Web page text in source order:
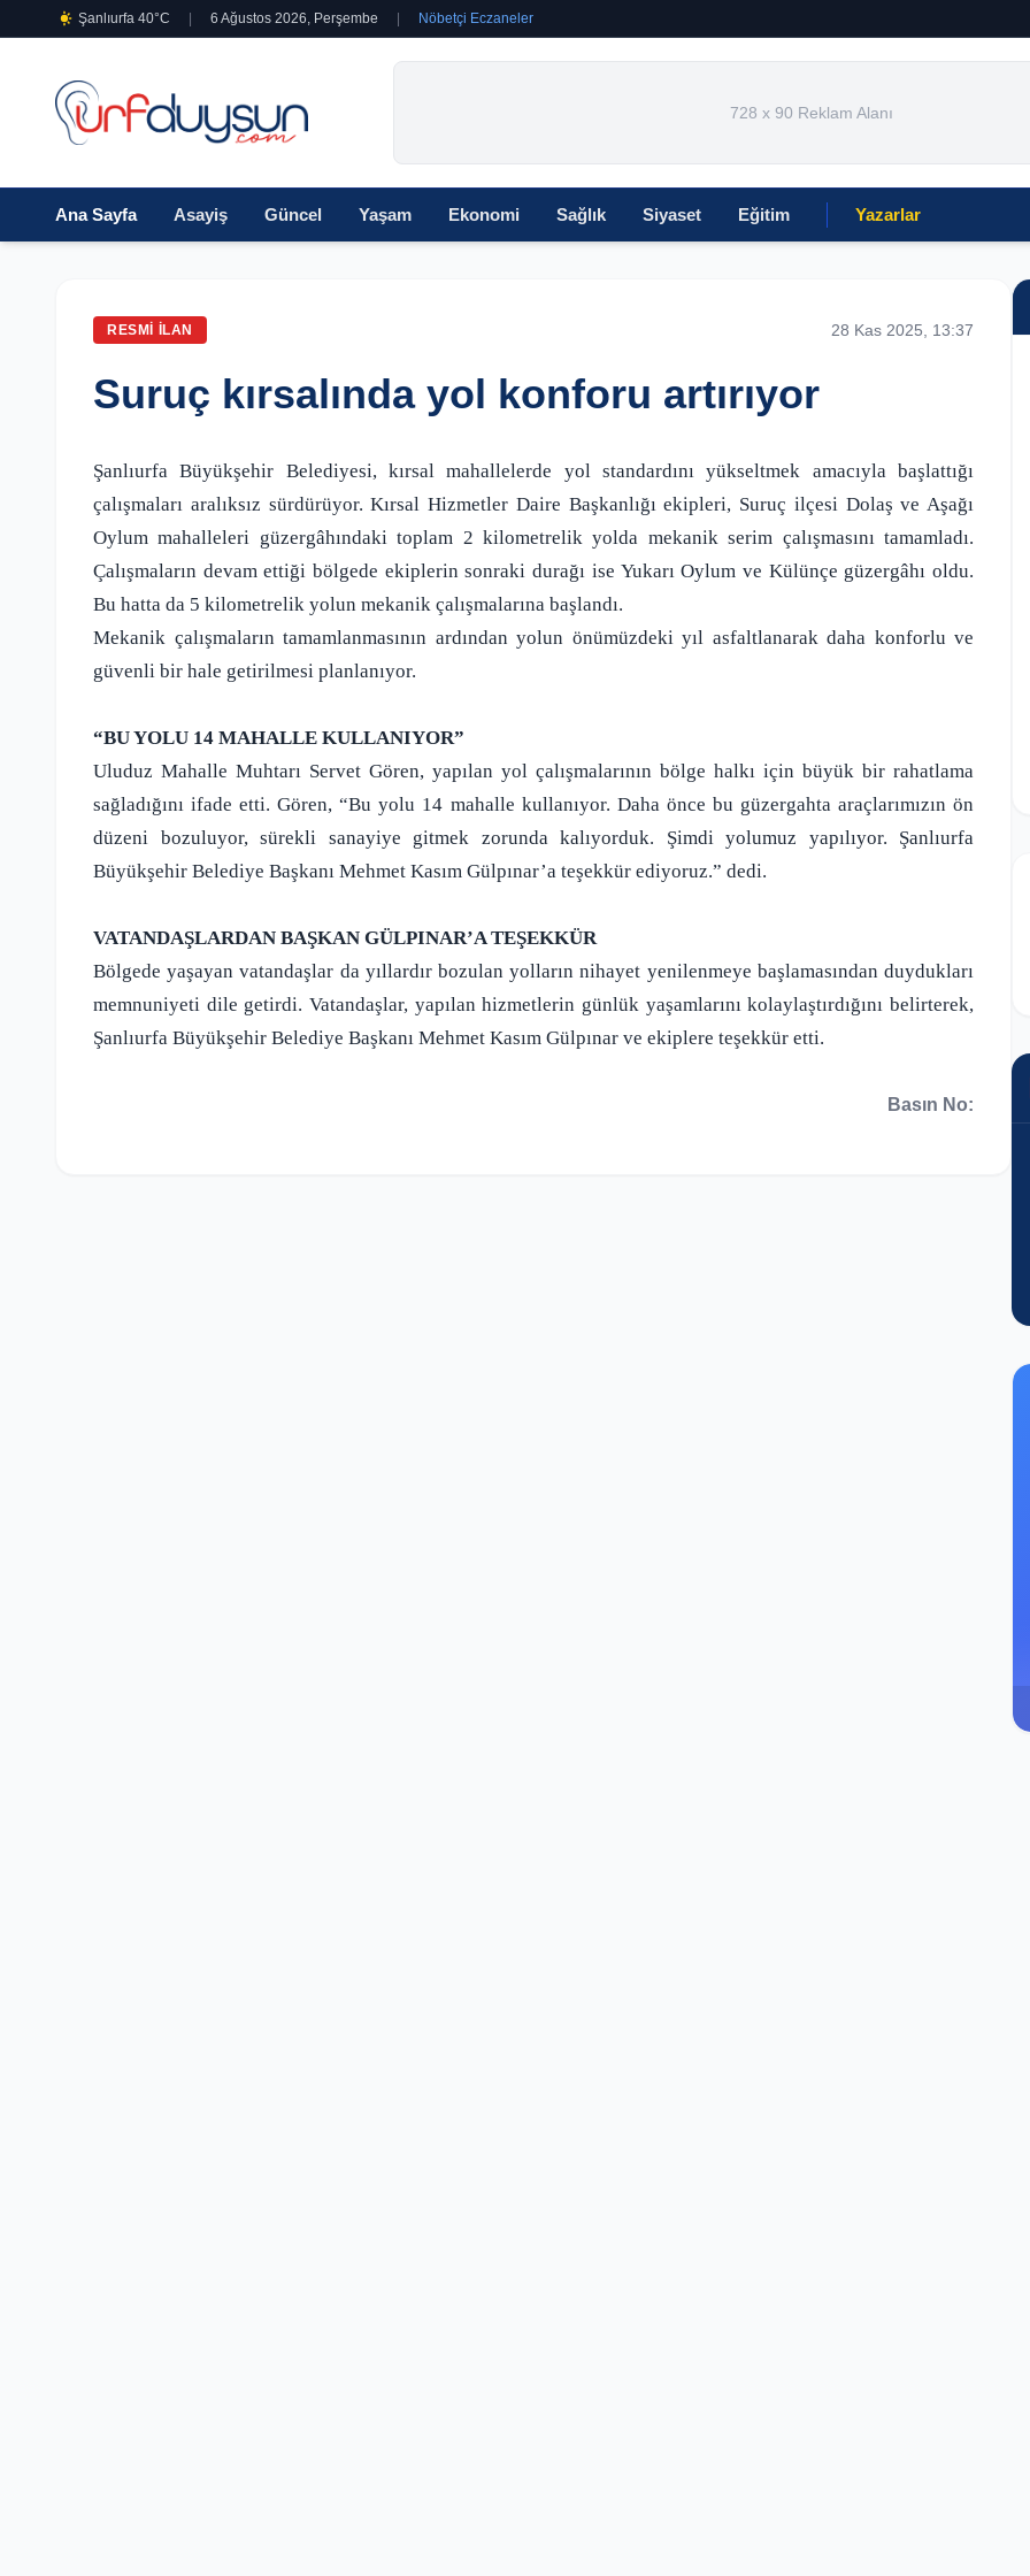
Şanlıurfa 40°C 6 Ağustos 2026, Perşembe Nöbetçi Eczaneler
728 x 90 Reklam Alanı
Ana Sayfa Asayiş Güncel Yaşam Ekonomi Sağlık Siyaset Eğitim Yazarlar
RESMI İLAN 28 Kas 2025, 13:37
Suruç kırsalında yol konforu artırıyor
Şanlıurfa Büyükşehir Belediyesi, kırsal mahallelerde yol standardını yükseltmek amacıyla başlattığı
çalışmaları aralıksız sürdürüyor. Kırsal Hizmetler Daire Başkanlığı ekipleri, Suruç ilçesi Dolaş ve Aşağı
Oylum mahalleleri güzergâhındaki toplam 2 kilometrelik yolda mekanik serim çalışmasını tamamladı.
Çalışmaların devam ettiği bölgede ekiplerin sonraki durağı ise Yukarı Oylum ve Külünçe güzergâhı oldu.
Bu hatta da 5 kilometrelik yolun mekanik çalışmalarına başlandı.
Mekanik çalışmaların tamamlanmasının ardından yolun önümüzdeki yıl asfaltlanarak daha konforlu ve
güvenli bir hale getirilmesi planlanıyor.
“BU YOLU 14 MAHALLE KULLANIYOR”
Uluduz Mahalle Muhtarı Servet Gören, yapılan yol çalışmalarının bölge halkı için büyük bir rahatlama
sağladığını ifade etti. Gören, “Bu yolu 14 mahalle kullanıyor. Daha önce bu güzergahta araçlarımızın ön
düzeni bozuluyor, sürekli sanayiye gitmek zorunda kalıyorduk. Şimdi yolumuz yapılıyor. Şanlıurfa
Büyükşehir Belediye Başkanı Mehmet Kasım Gülpınar’a teşekkür ediyoruz.” dedi.
VATANDAŞLARDAN BAŞKAN GÜLPINAR’A TEŞEKKÜR
Bölgede yaşayan vatandaşlar da yıllardır bozulan yolların nihayet yenilenmeye başlamasından duydukları
memnuniyeti dile getirdi. Vatandaşlar, yapılan hizmetlerin günlük yaşamlarını kolaylaştırdığını belirterek,
Şanlıurfa Büyükşehir Belediye Başkanı Mehmet Kasım Gülpınar ve ekiplere teşekkür etti.
Basın No: